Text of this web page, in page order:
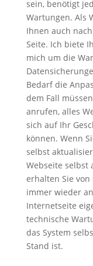
sein, benötigt
Wartungen. Als
Ihnen auch
Seite. Ich biete
mich um die
Bedarf die
dem Fall
anrufen, alles
sich auf Ihr
können. Wenn
selbst
Webseite selbst
erhalten Sie
immer wieder
Internetseite
technische
das System
Stand ist.